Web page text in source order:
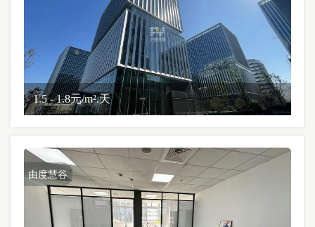
1.5 - 1.8元/m².天
由度慧谷